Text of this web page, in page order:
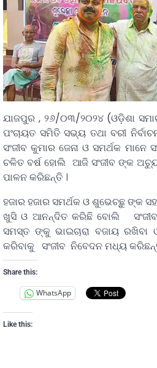
ଯାଜପୁର , ୨୬/୦୩/୨୦୨୪ (ଓଡ଼ିଶା
ପଂଚାୟତ ସମିତି ସଭ୍ୟ ତଥା ବରୀ
ସଂଜୀବ କୁମାର ଜେନା ଓ ସମର୍ଥକ
ଚଳିତ ବର୍ଷ ହୋଲି ଆଜି ସଂଜୀବ ଙ୍କ
ପାଳନ କରିଛନ୍ତି ।
ହଜାର ହଜାର ସମର୍ଥକ ଓ ଶୁଭେଚ୍ଛୁ ଙ୍କ
ଖୁସି ଓ ଆନନ୍ଦିତ କରିଛି ବୋଲି
ସମସ୍ତ ଙ୍କୁ ଭାଇଚାରା ବଜାୟ
କରିବାକୁ ସଂଜୀବ ନିବେଦନ ମଧ୍ୟ
Share this:
WhatsApp
Like this: